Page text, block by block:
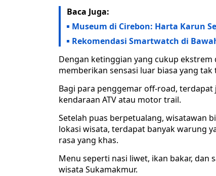
Baca Juga:
Museum di Cirebon: Harta Karun
Rekomendasi Smartwatch di
Dengan ketinggian yang cukup
memberikan sensasi luar biasa yang tak
Bagi para penggemar off-road,
kendaraan ATV atau motor trail.
Setelah puas berpetualang, wisatawan
lokasi wisata, terdapat banyak warung
rasa yang khas.
Menu seperti nasi liwet, ikan bakar,
wisata Sukamakmur.